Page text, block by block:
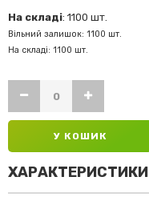
На складі: 1100 шт.
Вільний залишок: 1100 шт.
На складі: 1100 шт.
У КОШИК
ХАРАКТЕРИСТИКИ